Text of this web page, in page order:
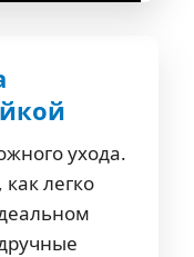
ухода.
легко